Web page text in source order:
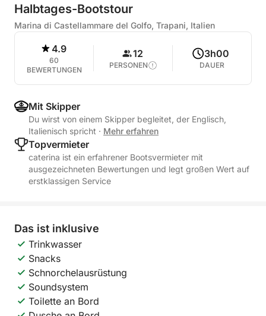
Halbtages-Bootstour
Marina di Castellammare del Golfo, Trapani, Italien
4.9
60
BEWERTUNGEN
12
PERSONEN
3h00
DAUER
Mit Skipper
Du wirst von einem Skipper begleitet, der Englisch,
Italienisch spricht · Mehr erfahren
Topvermieter
caterina ist ein erfahrener Bootsvermieter mit
ausgezeichneten Bewertungen und legt großen Wert auf
erstklassigen Service
Das ist inklusive
Trinkwasser
Snacks
Schnorchelausrüstung
Soundsystem
Toilette an Bord